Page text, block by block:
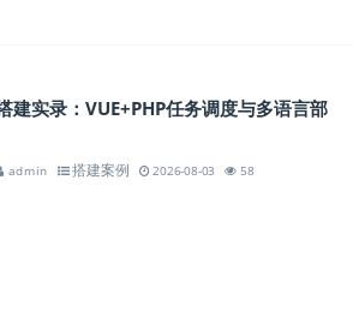
建实录：VUE+PHP任务调度与多语言部
admin 搭建案例 2026-08-03 58